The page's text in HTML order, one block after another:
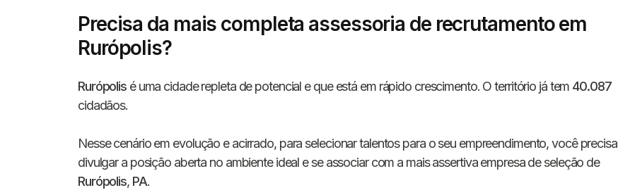
Precisa da mais completa assessoria de recrutamento em
Rurópolis?
Rurópolis é uma cidade repleta de potencial e que está em rápido crescimento. O território já tem 40.087
cidadãos.
Nesse cenário em evolução e acirrado, para selecionar talentos para o seu empreendimento, você precisa
divulgar a posição aberta no ambiente ideal e se associar com a mais assertiva empresa de seleção de
Rurópolis, PA.